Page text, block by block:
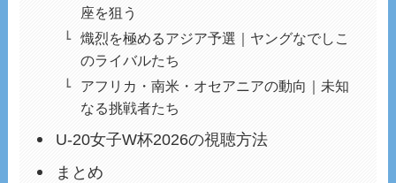
座を狙う
熾烈を極めるアジア予選｜ヤングなでしこ
のライバルたち
アフリカ・南米・オセアニアの動向｜未知
なる挑戦者たち
U-20女子W杯2026の視聴方法
まとめ